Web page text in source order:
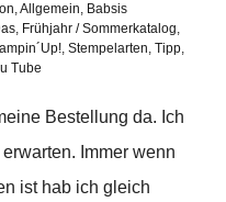
,Allgemein, Babsis
, Frühjahr / Sommerkatalog,
, Stempelarten, Tipp,
Tube
Bestellung da. Ich
Immer wenn
ist hab ich gleich